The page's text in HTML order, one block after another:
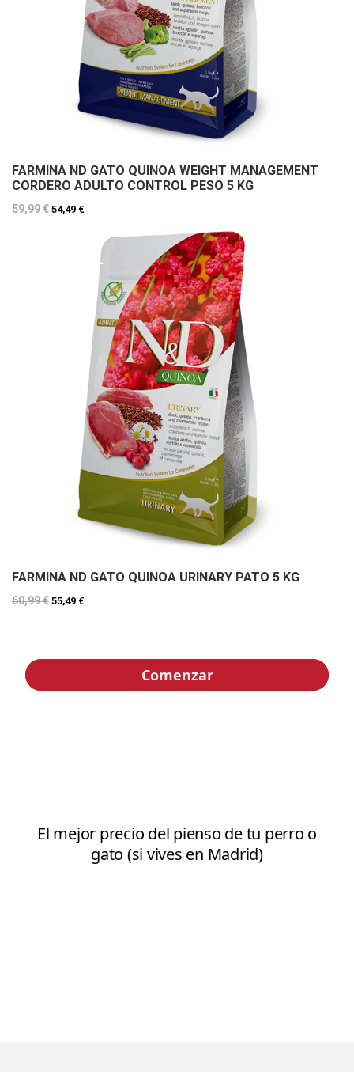
FARMINA ND GATO QUINOA WEIGHT MANAGEMENT
CORDERO ADULTO CONTROL PESO 5 KG
59,99 € 54,49 €
FARMINA ND GATO QUINOA URINARY PATO 5 KG
60,99 € 55,49 €